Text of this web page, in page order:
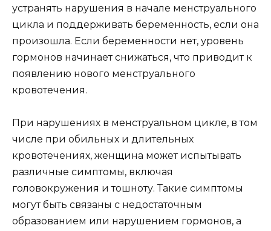
устранять нарушения в начале менструального
цикла и поддерживать беременность, если она
произошла. Если беременности нет, уровень
гормонов начинает снижаться, что приводит к
появлению нового менструального
кровотечения.
При нарушениях в менструальном цикле, в том
числе при обильных и длительных
кровотечениях, женщина может испытывать
различные симптомы, включая
головокружения и тошноту. Такие симптомы
могут быть связаны с недостаточным
образованием или нарушением гормонов, а